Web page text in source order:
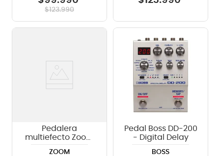
$123.990
Pedalera
multiefecto Zoom
ZOOM
Pedal Boss DD-200
- Digital Delay
BOSS